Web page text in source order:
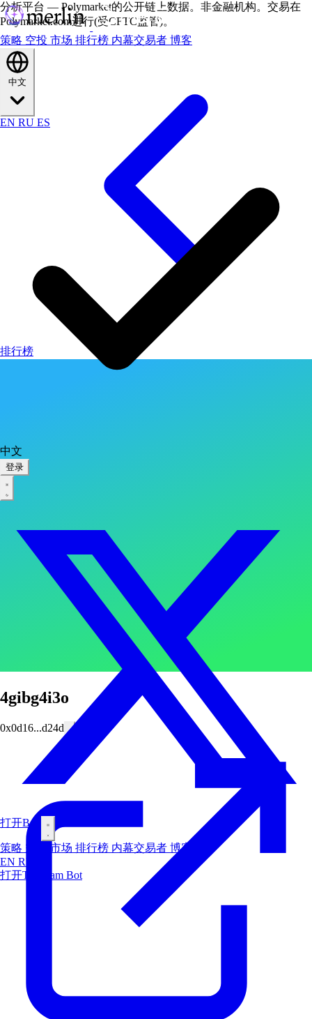
策略 空投 市场 排行榜 内幕交易者 博客
EN RU ES
中文
登录
打开Bot
策略 空投 市场 排行榜 内幕交易者 博客
EN RU
打开Telegram Bot
分析平台 — Polymarket的公开链上数据。非金融机构。交易在
Polymarket.com进行(受CFTC监管)。
排行榜
4gibg4i3o
0x0d16...d24d